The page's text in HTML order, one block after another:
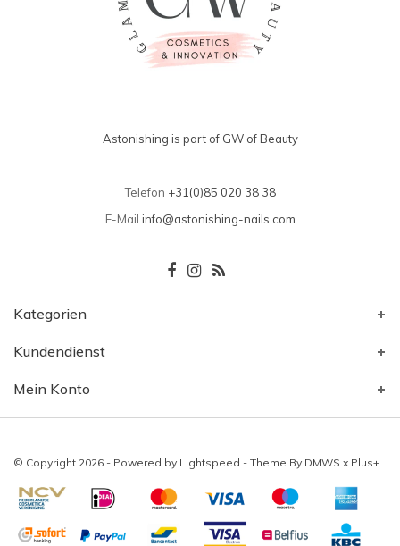
Astonishing is part of GW of Beauty
Telefon +31(0)85 020 38 38
E-Mail info@astonishing-nails.com
Kategorien
Kundendienst
Mein Konto
© Copyright 2026 - Powered by Lightspeed - Theme By DMWS x Plus+